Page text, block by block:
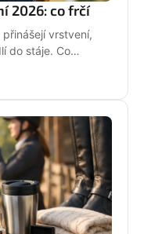
2026: co frčí
vrstvení,
do stáje. Co